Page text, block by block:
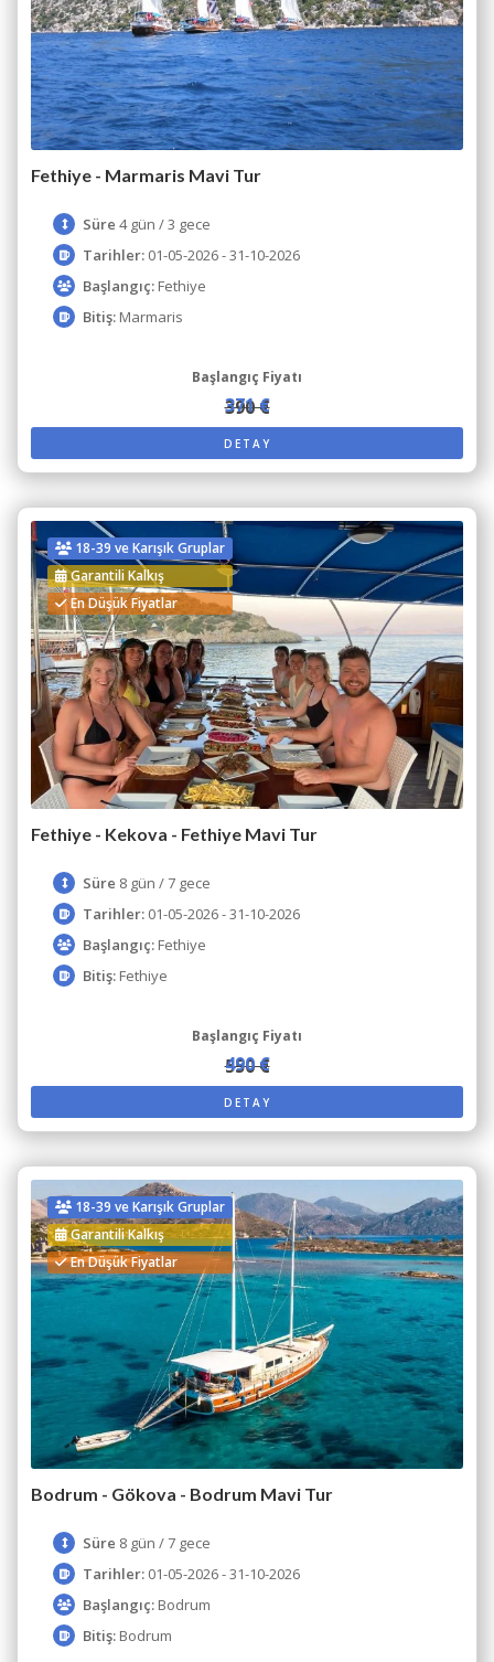
Fethiye - Marmaris Mavi Tur
Süre 4 gün / 3 gece
Tarihler: 01-05-2026 - 31-10-2026
Başlangıç: Fethiye
Bitiş: Marmaris
Başlangıç Fiyatı
390 €
371 €
DETAY
18-39 ve Karışık Gruplar
Garantili Kalkış
En Düşük Fiyatlar
Fethiye - Kekova - Fethiye Mavi Tur
Süre 8 gün / 7 gece
Tarihler: 01-05-2026 - 31-10-2026
Başlangıç: Fethiye
Bitiş: Fethiye
Başlangıç Fiyatı
550 €
490 €
DETAY
18-39 ve Karışık Gruplar
Garantili Kalkış
En Düşük Fiyatlar
Bodrum - Gökova - Bodrum Mavi Tur
Süre 8 gün / 7 gece
Tarihler: 01-05-2026 - 31-10-2026
Başlangıç: Bodrum
Bitiş: Bodrum